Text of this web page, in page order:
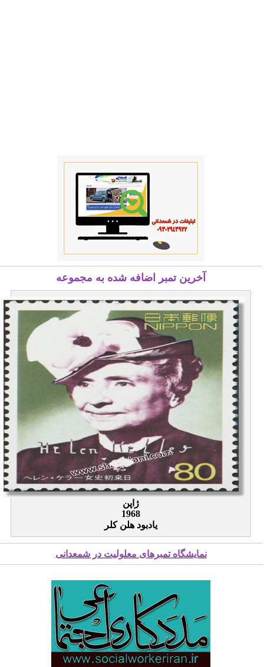
آخرین تمبر اضافه شده به مجموعه
ژاپن
1968
یادبود هلن کلر
نمایشگاه تمبرهای معلولیت در شمعدانی